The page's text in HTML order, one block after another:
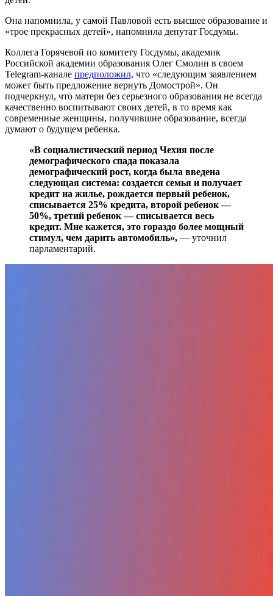
Она напомнила, у самой Павловой есть высшее образование и
«трое прекрасных детей», напомнила депутат Госдумы.
Коллега Горячевой по комитету Госдумы, академик
Российской академии образования Олег Смолин в своем
Telegram-канале предположил, что «следующим заявлением
может быть предложение вернуть Домострой». Он
подчеркнул, что матери без серьезного образования не всегда
качественно воспитывают своих детей, в то время как
современные женщины, получившие образование, всегда
думают о будущем ребенка.
«В социалистический период Чехия после
демографического спада показала
демографический рост, когда была введена
следующая система: создается семья и получает
кредит на жилье, рождается первый ребенок,
списывается 25% кредита, второй ребенок —
50%, третий ребенок — списывается весь
кредит. Мне кажется, это гораздо более мощный
стимул, чем дарить автомобиль», — уточнил
парламентарий.